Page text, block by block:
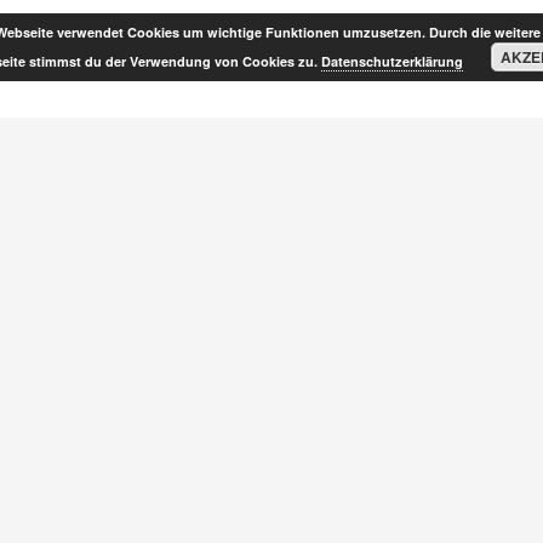
verwendet Cookies um wichtige Funktionen umzusetzen. Durch die
stimmst du der Verwendung von Cookies zu. Datenschutzerklärung